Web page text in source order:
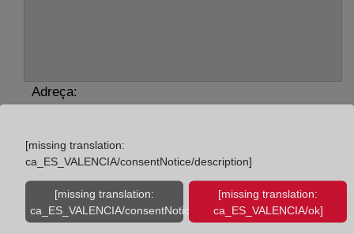
Adreça:
Horario:
De lunes a viernes de 09:00 a 17:00 horas
Agosto: De lunes a viernes de 09:00 a 14:00 horas
Los días 24 y 31 de diciembre de 09:00 a 14:00
[missing translation:
ca_ES_VALENCIA/consentNotice/description]
[missing translation:
ca_ES_VALENCIA/consentNotice/learnMore]
[missing translation:
ca_ES_VALENCIA/ok]